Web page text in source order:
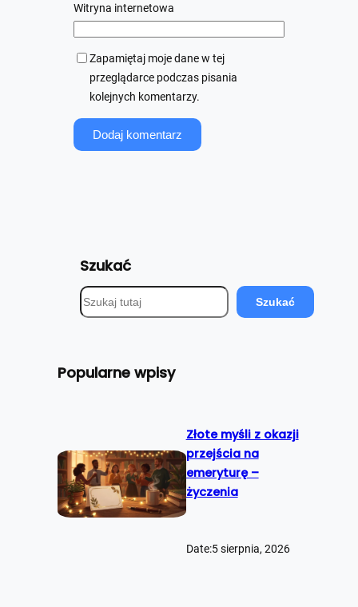
Witryna internetowa
Zapamiętaj moje dane w tej
przeglądarce podczas pisania
kolejnych komentarzy.
Szukać
S
z
a
Szukać
Popularne wpisy
Złote myśli z okazji
przejścia na
emeryturę –
życzenia
Date:5 sierpnia, 2026